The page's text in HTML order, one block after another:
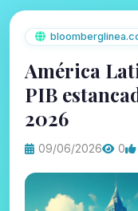
América
PIB
2026
09/06/2026 0